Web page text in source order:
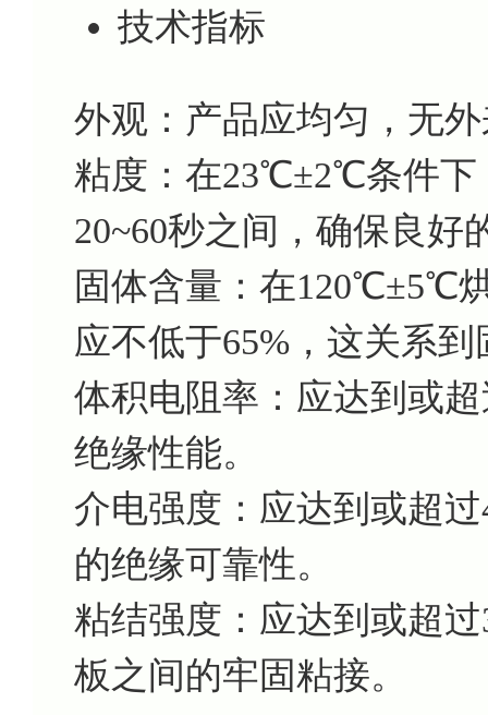
技术指标
外观：产品应均匀，无
粘度：在23℃±2℃条件下
20~60秒之间，确保良好
固体含量：在120℃±5℃
应不低于65%，这关系
体积电阻率：应达到或
绝缘性能。
介电强度：应达到或超
的绝缘可靠性。
粘结强度：应达到或超
板之间的牢固粘接。